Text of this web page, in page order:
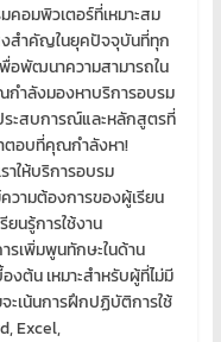
อมพิวเตอร์ที่เหมาะสม
งสำคัญในยุคปัจจุบันที่ทุก
อพัฒนาความสามารถใน
กำลังมองหาบริการอบรม
ะสบการณ์และหลักสูตรที่
ตอบที่คุณกำลังหา!
ให้บริการอบรม
วามต้องการของผู้เรียน
นรู้การใช้งาน
รเพิ่มพูนทักษะในด้าน
ต้น เหมาะสำหรับผู้ที่ไม่มี
ะเน้นการฝึกปฏิบัติการใช้
Excel,